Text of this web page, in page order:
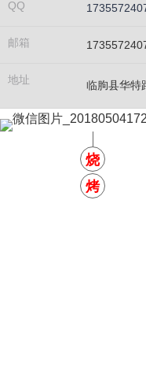
QQ
邮箱
地址 临朐县华特
烧
烤